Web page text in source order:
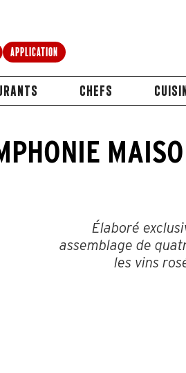
Application
CHEFS
Élaboré
assemblage de
les vins